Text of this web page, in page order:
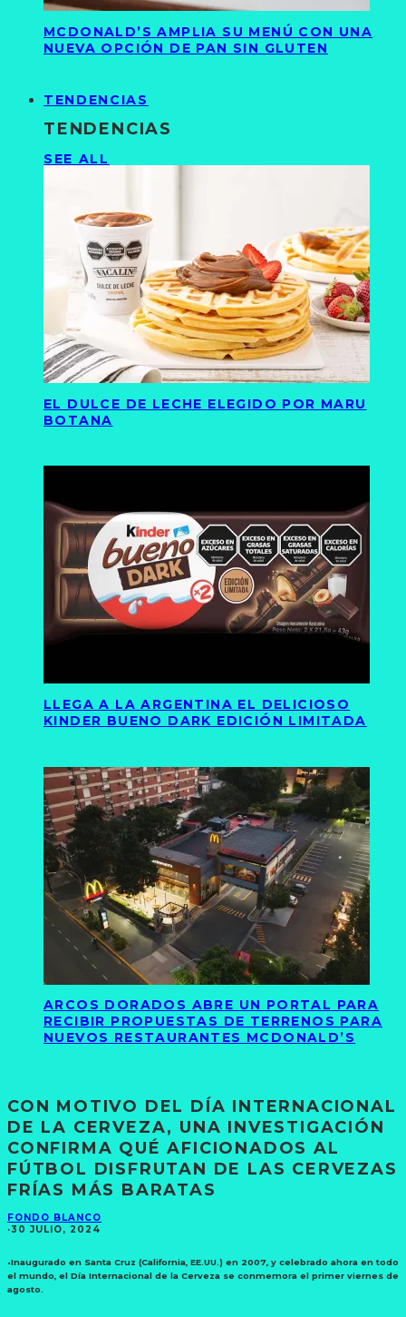
MCDONALD’S AMPLIA SU MENÚ CON UNA
NUEVA OPCIÓN DE PAN SIN GLUTEN
TENDENCIAS
TENDENCIAS
SEE ALL
EL DULCE DE LECHE ELEGIDO POR MARU
BOTANA
LLEGA A LA ARGENTINA EL DELICIOSO
KINDER BUENO DARK EDICIÓN LIMITADA
ARCOS DORADOS ABRE UN PORTAL PARA
RECIBIR PROPUESTAS DE TERRENOS PARA
NUEVOS RESTAURANTES MCDONALD’S
CON MOTIVO DEL DÍA INTERNACIONAL
DE LA CERVEZA, UNA INVESTIGACIÓN
CONFIRMA QUÉ AFICIONADOS AL
FÚTBOL DISFRUTAN DE LAS CERVEZAS
FRÍAS MÁS BARATAS
FONDO BLANCO
·30 JULIO, 2024
•Inaugurado en Santa Cruz (California, EE.UU.) en 2007, y celebrado ahora en todo
el mundo, el Día Internacional de la Cerveza se conmemora el primer viernes de
agosto.